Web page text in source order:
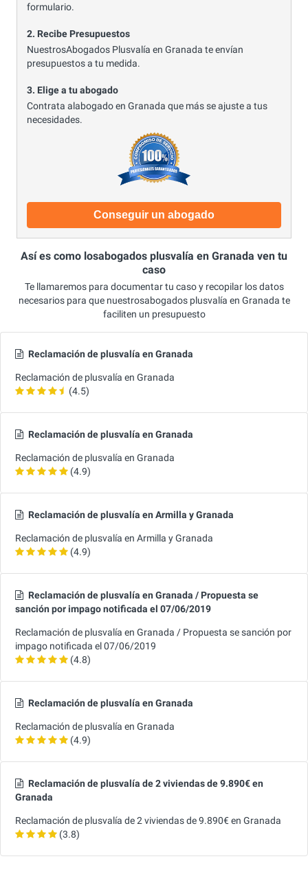
formulario.
2. Recibe Presupuestos
NuestrosAbogados Plusvalía en Granada te envían
presupuestos a tu medida.
3. Elige a tu abogado
Contrata alabogado en Granada que más se ajuste a tus
necesidades.
Conseguir un abogado
Así es como losabogados plusvalía en Granada ven tu
caso
Te llamaremos para documentar tu caso y recopilar los datos
necesarios para que nuestrosabogados plusvalía en Granada te
faciliten un presupuesto
Reclamación de plusvalía en Granada
Reclamación de plusvalía en Granada
(4.5)
Reclamación de plusvalía en Granada
Reclamación de plusvalía en Granada
(4.9)
Reclamación de plusvalía en Armilla y Granada
Reclamación de plusvalía en Armilla y Granada
(4.9)
Reclamación de plusvalía en Granada / Propuesta se
sanción por impago notificada el 07/06/2019
Reclamación de plusvalía en Granada / Propuesta se sanción por
impago notificada el 07/06/2019
(4.8)
Reclamación de plusvalía en Granada
Reclamación de plusvalía en Granada
(4.9)
Reclamación de plusvalía de 2 viviendas de 9.890€ en
Granada
Reclamación de plusvalía de 2 viviendas de 9.890€ en Granada
(3.8)